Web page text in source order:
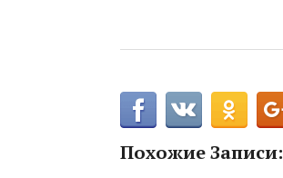
Похожие Записи: